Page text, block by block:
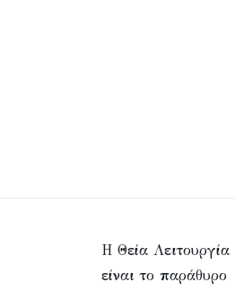
Η Θεία Λειτουργία
είναι το παράθυρο